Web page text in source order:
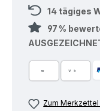
14 tägiges
97 %
Zum